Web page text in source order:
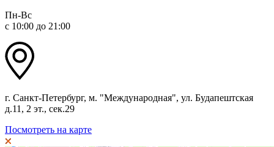
Пн-Вс
с 10:00 до 21:00
г. Санкт-Петербург, м. "Международная", ул. Будапештская
д.11, 2 эт., сек.29
Посмотреть на карте